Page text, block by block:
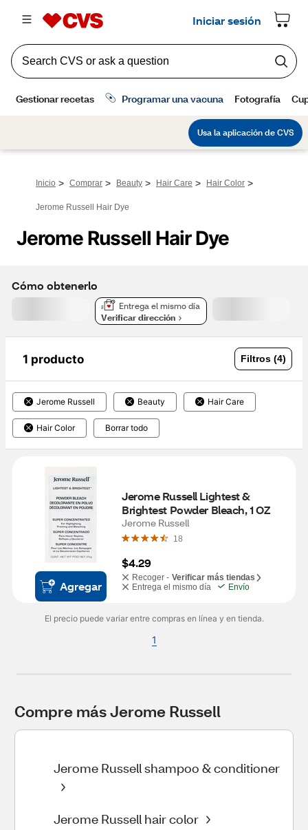
Inicio > Comprar > Beauty > Hair Care > Hair Color >
Jerome Russell Hair Dye
Jerome Russell Hair Dye
Cómo obtenerlo
Entrega el mismo día
Verificar dirección
1 producto Filtros (4)
Jerome Russell Beauty Hair Care
Hair Color Borrar todo
Agregar
Jerome Russell Lightest &
Brightest Powder Bleach, 1 OZ
Jerome Russell
18
$4.29
Recoger - Verificar más tiendas
Entrega el mismo día
Envío
El precio puede variar entre compras en línea y en tienda.
1
Compre más Jerome Russell
Jerome Russell shampoo & conditioner
Jerome Russell hair color